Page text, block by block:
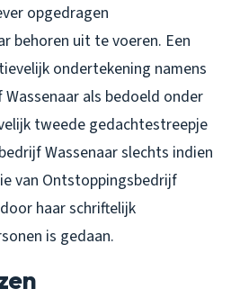
opgedragen
behoren uit te voeren. Een
ondertekening namens
als bedoeld onder
tweede gedachtestreepje
Wassenaar slechts indien
van Ontstoppingsbedrijf
haar schriftelijk
is gedaan.